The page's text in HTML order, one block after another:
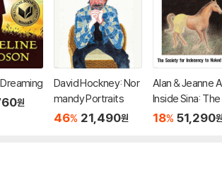
원
David Hockney: Nor
mandy Portraits
46% 21,490원
Alan & Jeanne
Inside Sina: The
ety for
18% 51,290원